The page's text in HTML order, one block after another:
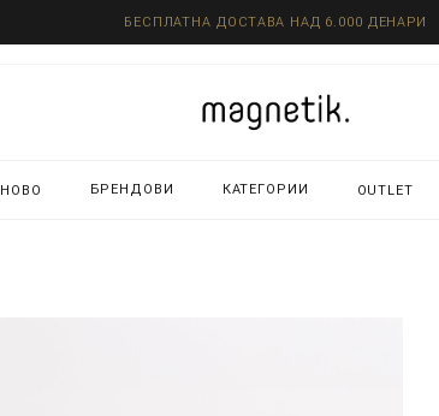
БЕСПЛАТНА ДОСТАВА НАД 6.000 ДЕНАРИ
НОВО БРЕНДОВИ КАТЕГОРИИ OUTLET